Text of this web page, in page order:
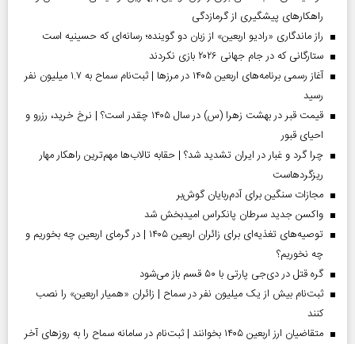
راهکارهای پیشگیری از گرمازدگی
راز ماندگاری «رادیو اربعین» از زبان دو گوینده؛ رسانه‌ای که حسینیه است
ستارگانی که در جام جهانی ۲۰۲۶ بازی نکردند
آغاز رسمی برنامه‌های اربعین ۱۴۰۵ در مرز‌ها | ثبت‌نام سماح به ۱.۷ میلیون نفر
رسید
قیمت قبر در بهشت زهرا (س) در سال ۱۴۰۵ چقدر است؟ | نرخ خرید، رزرو و
احیای قبور
چرا گرد و غبار در ایران تشدید شد؟ | حقابه تالاب‌ها مهم‌ترین راهکار مهار
ریزگردهاست
مجازات سنگین برای آدم‌ربایان گوش‌بر
واکسن جدید سرطان پانکراس امیدبخش شد
توصیه‌های تغذیه‌ای برای زائران اربعین ۱۴۰۵ | در گرمای اربعین چه بخوریم و
چه نخوریم؟
گره قتل در دی‌جی پارتی با ۵۰ قسم باز می‌شود
ثبت‌نام بیش از یک میلیون نفر در سماح | زائران «همیار اربعین» را نصب
کنند
متقاضیان ارز اربعین ۱۴۰۵ بخوانند | ثبت‌نام در سامانه سماح را به روز‌های آخر